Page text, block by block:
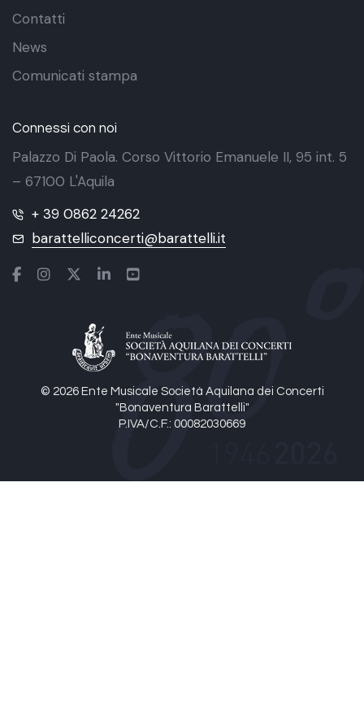
© 2026 Ente Musicale Società Aquilana dei Concerti
"Bonaventura Barattelli"
P.IVA/C.F.: 00082030669
Contatti
News
Comunicati stampa
Connessi con noi
Palazzo Di Paola. Corso Vittorio Emanuele II, 95 int. 5
– 67100 L'Aquila
+ 39 0862 24262
barattelliconcerti@barattelli.it